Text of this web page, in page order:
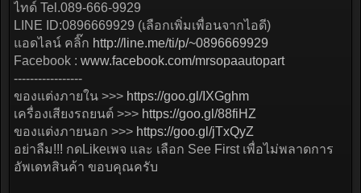
ไทด์ Tel.089-666-9929
LINE ID:0896669929 (เลือกเพิ่มเพื่อนจากไอดี)
แอดไลน์ คลิ๊ก http://line.me/ti/p/~0896669929
Facebook : www.facebook.com/mrsopaautopart
-----------------
ของแต่งภายใน >>> https://goo.gl/IXGghm
เครื่องเสียงรถยนต์ >>> https://goo.gl/88fiHZ
ของแต่งภายนอก >>> https://goo.gl/jTxQyZ
อย่าลืม!!! กดLikeเพจ และ เลือก See First เพื่อไม่พลาดการ
อัพเดทสินค้า ขอบคุณครับ